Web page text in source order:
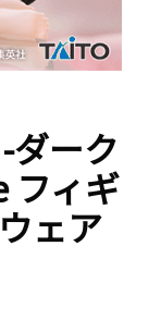
ダーク
ィギ
ェア